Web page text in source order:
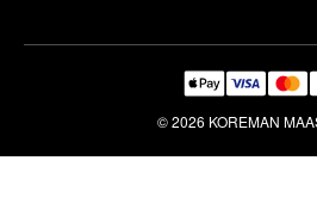
© 2026 KOREMAN